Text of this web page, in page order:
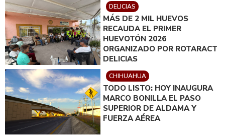
DELICIAS
MÁS DE 2 MIL HUEVOS
RECAUDA EL PRIMER
HUEVOTÓN 2026
ORGANIZADO POR ROTARACT
DELICIAS
CHIHUAHUA
TODO LISTO: HOY INAUGURA
MARCO BONILLA EL PASO
SUPERIOR DE ALDAMA Y
FUERZA AÉREA